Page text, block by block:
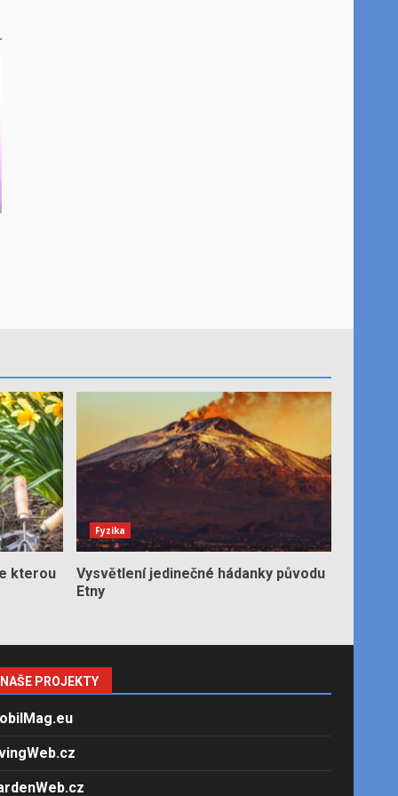
kterou
Fyzika
Vysvětlení jedinečné hádanky původu
Etny
NAŠE PROJEKTY